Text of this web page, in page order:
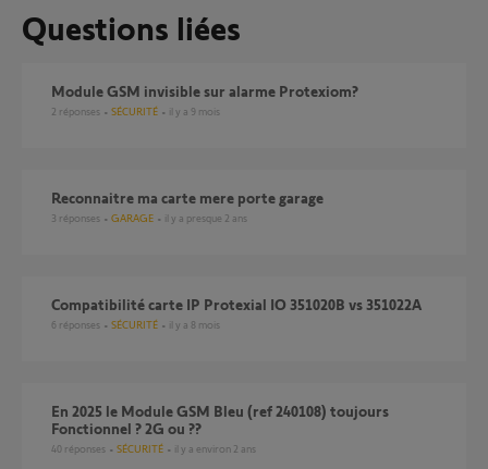
Questions liées
Module GSM invisible sur alarme Protexiom?
2 réponses SÉCURITÉ il y a 9 mois
reconnaitre ma carte mere porte garage
3 réponses GARAGE il y a presque 2 ans
Compatibilité carte IP Protexial IO 351020B vs 351022A
6 réponses SÉCURITÉ il y a 8 mois
En 2025 le Module GSM Bleu (ref 240108) toujours
Fonctionnel ? 2G ou ??
40 réponses SÉCURITÉ il y a environ 2 ans